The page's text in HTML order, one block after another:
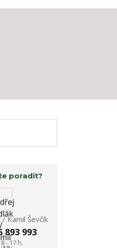
poradit?
Kamil Ševčík
893 993
- 17 h.